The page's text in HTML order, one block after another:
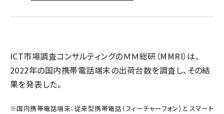
ICT市場調査コンサルティングのＭＭ総研（MMRI）は、
2022年の国内携帯電話端末の出荷台数を調査し、その結
果を発表した。
※国内携帯電話端末：従来型携帯電話（フィーチャーフォン）と スマート